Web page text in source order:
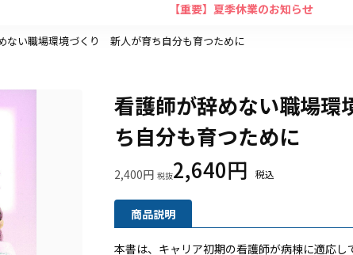
【重要】夏季休業のお知らせ
ない職場環境づくり 新人が育ち自分も育つために
看護師が辞めない職場
ち自分も育つために
2,400円 2,640円
商品説明
本書は、キャリア初期の看護師が病棟に適応